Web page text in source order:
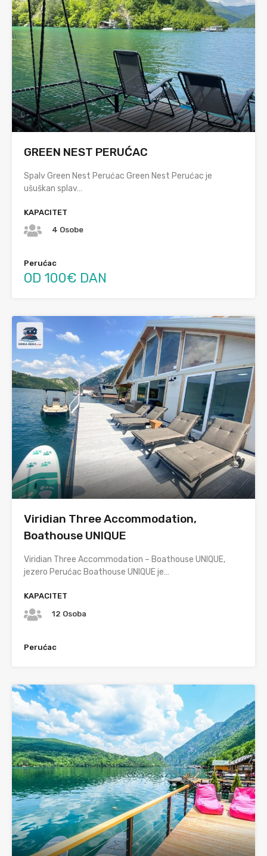
GREEN NEST PERUĆAC
Spalv Green Nest Perućac Green Nest Perućac je
ušuškan splav…
KAPACITET
4 Osobe
Perućac
OD 100€ DAN
⁠Viridian Three Accommodation,
Boathouse UNIQUE
Viridian Three Accommodation – Boathouse UNIQUE,
jezero Perućac Boathouse UNIQUE je…
KAPACITET
12 Osoba
Perućac